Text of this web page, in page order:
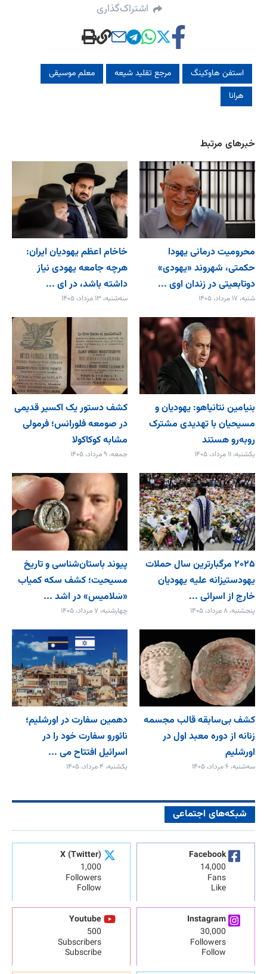
اشتراک‌گذاری
استفن هاوکینگ مرجع تقلید شیعه
معلم موسیقی
هرانا
خبرهای مرتبط
محرومیت درمانی یهودا
حکمتی، شهروند «یهودی»
دوتابعیتی در زندان اوی ...
شنبه، ۱۷ مرداد، ۱۴۰۵
خاخام اعظم یهودیان ایران:
هرچه جامعه یهودی نیاز
داشته باشد، در ای ...
سه‌شنبه، ۱۳ مرداد، ۱۴۰۵
بنیامین نتانیاهو: یهودیان و
مسیحیان با تهدیدی مشترک
روبه‌رو هستند
یکشنبه، ۱۱ مرداد، ۱۴۰۵
کشف دستور یک اکسیر قدیمی
در صومعه فلورانس؛ فرمولی
مشابه کوکاکولا
جمعه، ۹ مرداد، ۱۴۰۵
۲۰۲۵ مرگبارترین سال حملات
یهودستیزانه علیه یهودیان
خارج از اسرائی ...
پنجشنبه، ۸ مرداد، ۱۴۰۵
پیوند باستان‌شناسی و تاریخ
مسیحیت؛ کشف سکه کمیاب
«سَلامیس» در اشد ...
چهارشنبه، ۷ مرداد، ۱۴۰۵
کشف بی‌سابقه قالب مجسمه
زنانه از دوره معبد اول در
اورشلیم
سه‌شنبه، ۶ مرداد، ۱۴۰۵
دهمین سفارت در اورشلیم؛
نائورو سفارت خود را در
اسرائیل افتتاح می‌ ...
یکشنبه، ۴ مرداد، ۱۴۰۵
شبکه‌های اجتماعی
Facebook
14,000
Fans
Like
X (Twitter)
1,000
Followers
Follow
Instagram
30,000
Followers
Follow
Youtube
500
Subscribers
Subscribe